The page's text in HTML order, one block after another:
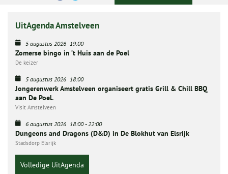
UitAgenda Amstelveen
5 augustus 2026 19:00
Zomerse bingo in ’t Huis aan de Poel
De keizer
5 augustus 2026 18:00
Jongerenwerk Amstelveen organiseert gratis Grill & Chill BBQ
aan De Poel.
Visit Amstelveen
6 augustus 2026 18:00-22:00
Dungeons and Dragons (D&D) in De Blokhut van Elsrijk
Stadsdorp Elsrijk
Volledige UitAgenda